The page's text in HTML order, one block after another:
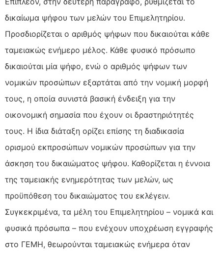
δικαίωμα ψήφου των μελών του Επιμελητηρίου.
Προσδιορίζεται ο αριθμός ψήφων που δικαιούται κάθε
ταμειακώς ενήμερο μέλος. Κάθε φυσικό πρόσωπο
δικαιούται μία ψήφο, ενώ ο αριθμός ψήφων των
νομικών προσώπων εξαρτάται από την νομική μορφή
τους, η οποία συνιστά βασική ένδειξη για την
οικονομική σημασία που έχουν οι δραστηριότητές
τους. Η ίδια διάταξη ορίζει επίσης τη διαδικασία
ορισμού εκπροσώπων νομικών προσώπων για την
άσκηση του δικαιώματος ψήφου. Καθορίζεται η έννοια
της ταμειακής ενημερότητας των μελών, ως
προϋπόθεση του δικαιώματος του εκλέγειν.
Συγκεκριμένα, τα μέλη του Επιμελητηρίου – νομικά και
φυσικά πρόσωπα – που ενέχουν υποχρέωση εγγραφής
στο ΓΕΜΗ, θεωρούνται ταμειακώς ενήμερα όταν